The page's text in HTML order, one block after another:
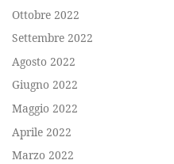
Ottobre 2022
Settembre 2022
Agosto 2022
Giugno 2022
Maggio 2022
Aprile 2022
Marzo 2022